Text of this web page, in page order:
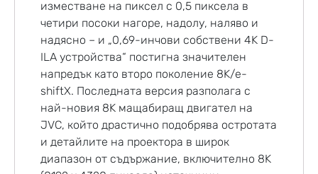
изместване на пиксел с 0,5 пиксела в
четири посоки нагоре, надолу, наляво и
надясно – и „0,69-инчови собствени 4K D-
ILA устройства“ постигна значителен
напредък като второ поколение 8K/e-
shiftX. Последната версия разполага с
най-новия 8K мащабиращ двигател на
JVC, който драстично подобрява остротата
и детайлите на проектора в широк
диапазон от съдържание, включително 8K